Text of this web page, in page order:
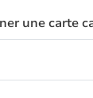
une carte